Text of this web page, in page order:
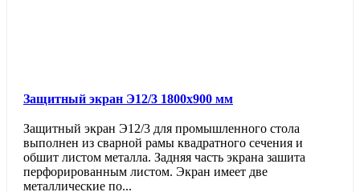
Защитный экран Э12/3 1800х900 мм
Защитный экран Э12/3 для промышленного стола
выполнен из сварной рамы квадратного сечения и
обшит листом металла. Задняя часть экрана зашита
перфорированным листом. Экран имеет две
металлические по...